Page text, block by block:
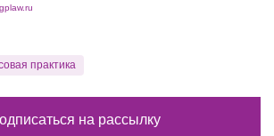
практика
на рассылку